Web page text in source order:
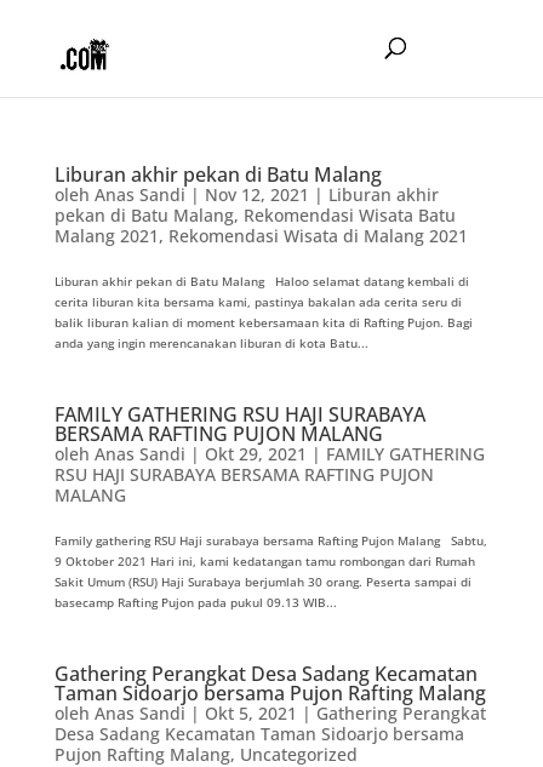
Liburan akhir pekan di Batu Malang
oleh Anas Sandi| Nov 12, 2021 | Liburan akhir
pekan di Batu Malang, Rekomendasi Wisata Batu
Malang 2021 , Rekomendasi Wisata di Malang 2021
Liburan akhir pekan di Batu Malang Haloo selamat datang kembali di
cerita liburan kita bersama kami, pastinya bakalan ada cerita seru di
balik liburan kalian di moment kebersamaan kita di Rafting Pujon. Bagi
anda yang ingin merencanakan liburan di kota Batu...
FAMILY GATHERING RSU HAJI SURABAYA
BERSAMA RAFTING PUJON MALANG
oleh Anas Sandi | Okt 29, 2021 | FAMILY GATHERING
RSU HAJI SURABAYA BERSAMA RAFTING PUJON
MALANG
Family gathering RSU Haji surabaya bersama Rafting Pujon Malang Sabtu,
9 Oktober 2021 Hari ini, kami kedatangan tamu rombongan dari Rumah
Sakit Umum (RSU) Haji Surabaya berjumlah 30 orang. Peserta sampai di
basecamp Rafting Pujon pada pukul 09.13 WIB...
Gathering Perangkat Desa Sadang Kecamatan
Taman Sidoarjo bersama Pujon Rafting Malang
oleh Anas Sandi| Okt 5, 2021 |Gathering Perangkat
Desa Sadang Kecamatan Taman Sidoarjo bersama
Pujon Rafting Malang, Uncategorized